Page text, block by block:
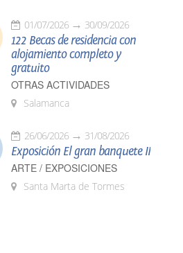
01/07/2026 30/09/2026
122 Becas de residencia con
alojamiento completo y
gratuito
OTRAS ACTIVIDADES
Salamanca
26/06/2026 31/08/2026
Exposición El gran banquete II
ARTE / EXPOSICIONES
Santa Marta de Tormes